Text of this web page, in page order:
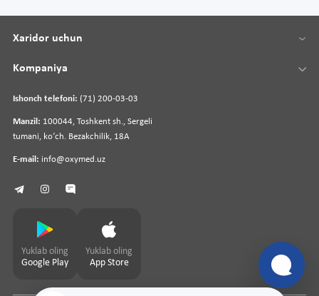
Ishonch telefoni: (71) 200-03-03
Manzil: 100044, Toshkent sh., Sergeli
tumani, koʻch. Bezakchilik, 18A
E-mail: info@oxymed.uz
Xaridor uchun
Kompaniya
Yuklab oling
Google Play
Yuklab oling
App Store